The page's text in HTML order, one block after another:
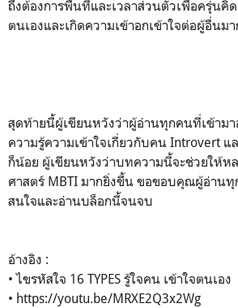
ถึงต้องการพื้นที่และเวลาส่วนตัวเพื่อครุ่นคิ
ตนเองและเกิดความเข้าอกเข้าใจต่อผู้อื่นม
สุดท้ายนี้ผู้เขียนหวังว่าผู้อ่านทุกคนที่เข้าม
ความรู้ความเข้าใจเกี่ยวกับคน Introvert แ
ก็น้อย ผู้เขียนหวังว่าบทความนี้จะช่วยให้ห
ศาสตร์ MBTI มากยิ่งขึ้น ขอขอบคุณผู้อ่าน
สนใจและอ่านบล็อกนี้จนจบ
อ้างอิง :
• ไขรหัสใจ 16 TYPES รู้ใจคน เข้าใจตนเอง
• https://youtu.be/MRXE2Q3x2Wg